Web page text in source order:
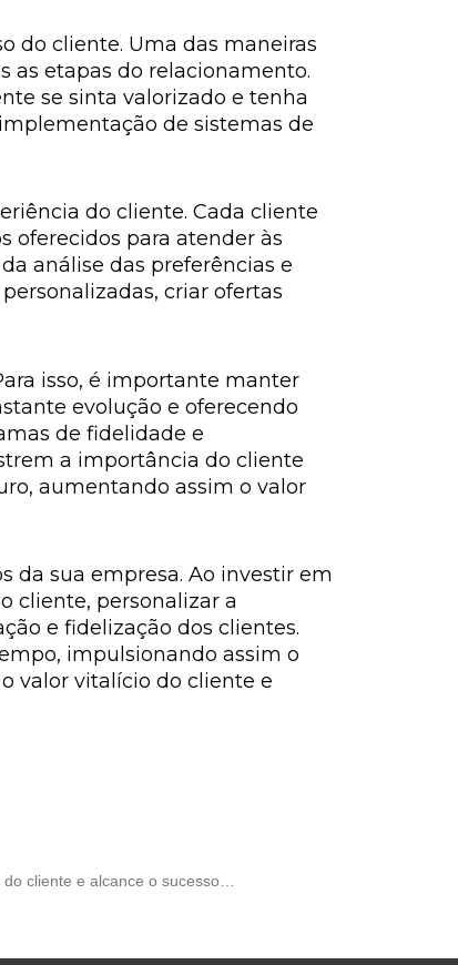
do cliente. Uma das maneiras
as etapas do relacionamento.
se sinta valorizado e tenha
de sistemas de
do cliente. Cada cliente
oferecidos para atender às
análise das preferências e
criar ofertas
isso, é importante manter
evolução e oferecendo
de fidelidade e
a importância do cliente
aumentando assim o valor
da sua empresa. Ao investir em
cliente, personalizar a
e fidelização dos clientes.
impulsionando assim o
valor vitalício do cliente e
cliente e alcance o sucesso…